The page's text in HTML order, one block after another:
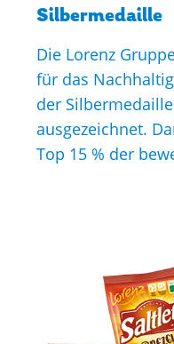
Silbermedaille
Die Lorenz
für das
der
ausgezeichnet.
Top 15 % der